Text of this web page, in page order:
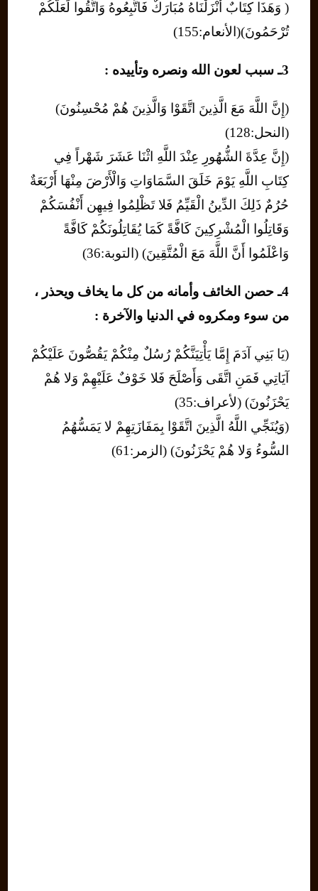
( وَهَذَا كِتَابٌ أَنْزَلْنَاهُ مُبَارَكٌ فَاتَّبِعُوهُ وَاتَّقُوا لَعَلَّكُمْ
تُرْحَمُونَ)(الأنعام:155)
3ـ سبب لعون الله ونصره وتأييده :
(إِنَّ اللَّهَ مَعَ الَّذِينَ اتَّقَوْا وَالَّذِينَ هُمْ مُحْسِنُونَ)
(النحل:128)
(إِنَّ عِدَّةَ الشُّهُورِ عِنْدَ اللَّهِ اثْنَا عَشَرَ شَهْراً فِي
كِتَابِ اللَّهِ يَوْمَ خَلَقَ السَّمَاوَاتِ وَالْأَرْضَ مِنْهَا أَرْبَعَةٌ
حُرُمٌ ذَلِكَ الدِّينُ الْقَيِّمُ فَلا تَظْلِمُوا فِيهِن أَنْفُسَكُمْ
وَقَاتِلُوا الْمُشْرِكِينَ كَافَّةً كَمَا يُقَاتِلُونَكُمْ كَافَّةً
وَاعْلَمُوا أَنَّ اللَّهَ مَعَ الْمُتَّقِينَ) (التوبة:36)
4ـ حصن الخائف وأمانه من كل ما يخاف ويحذر ،
من سوء ومكروه في الدنيا والآخرة :
(يَا بَنِي آدَمَ إِمَّا يَأْتِيَنَّكُمْ رُسُلٌ مِنْكُمْ يَقُصُّونَ عَلَيْكُمْ
آيَاتِي فَمَنِ اتَّقَى وَأَصْلَحَ فَلا خَوْفٌ عَلَيْهِمْ وَلا هُمْ
يَحْزَنُونَ) (لأعراف:35)
(وَيُنَجِّي اللَّهُ الَّذِينَ اتَّقَوْا بِمَفَازَتِهِمْ لا يَمَسُّهُمُ
السُّوءُ وَلا هُمْ يَحْزَنُونَ) (الزمر:61)